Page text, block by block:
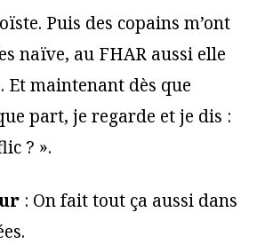
Puis des copains m’ont
naïve, au FHAR aussi elle
Et maintenant dès que
part, je regarde et je dis :
? ».
: On fait tout ça aussi dans